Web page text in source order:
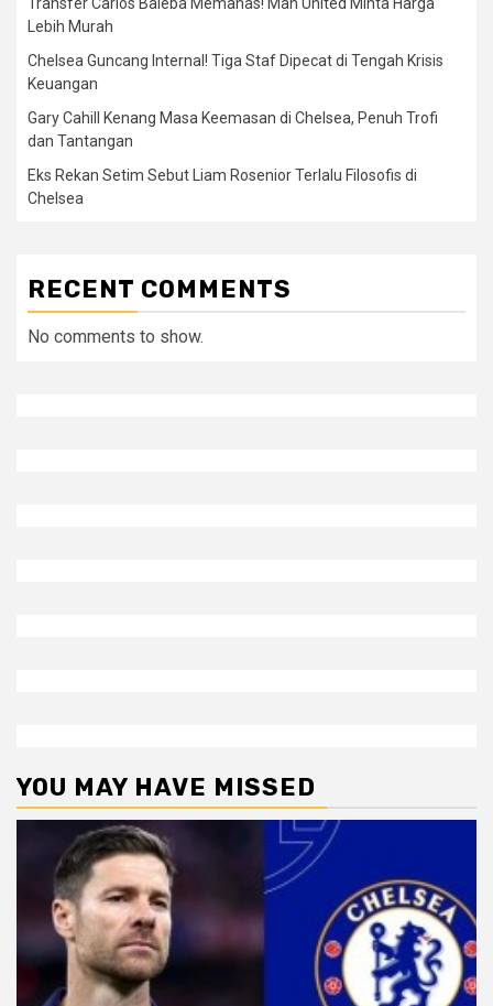
Lebih Murah
Chelsea Guncang Internal! Tiga Staf Dipecat di Tengah Krisis
Keuangan
Gary Cahill Kenang Masa Keemasan di Chelsea, Penuh Trofi
dan Tantangan
Eks Rekan Setim Sebut Liam Rosenior Terlalu Filosofis di
Chelsea
RECENT COMMENTS
No comments to show.
YOU MAY HAVE MISSED